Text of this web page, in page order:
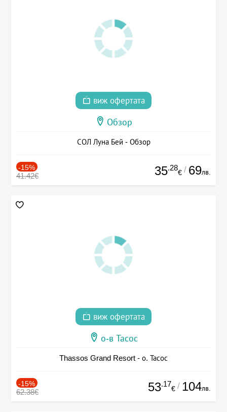
виж офертата
Обзор
СОЛ Луна Бей - Обзор
-15%
41.42€ 35.28
€ / 69лв.
виж офертата
о-в Тасос
Thassos Grand Resort - о. Тасос
-15%
62.38€ 53.17
€ / 104лв.